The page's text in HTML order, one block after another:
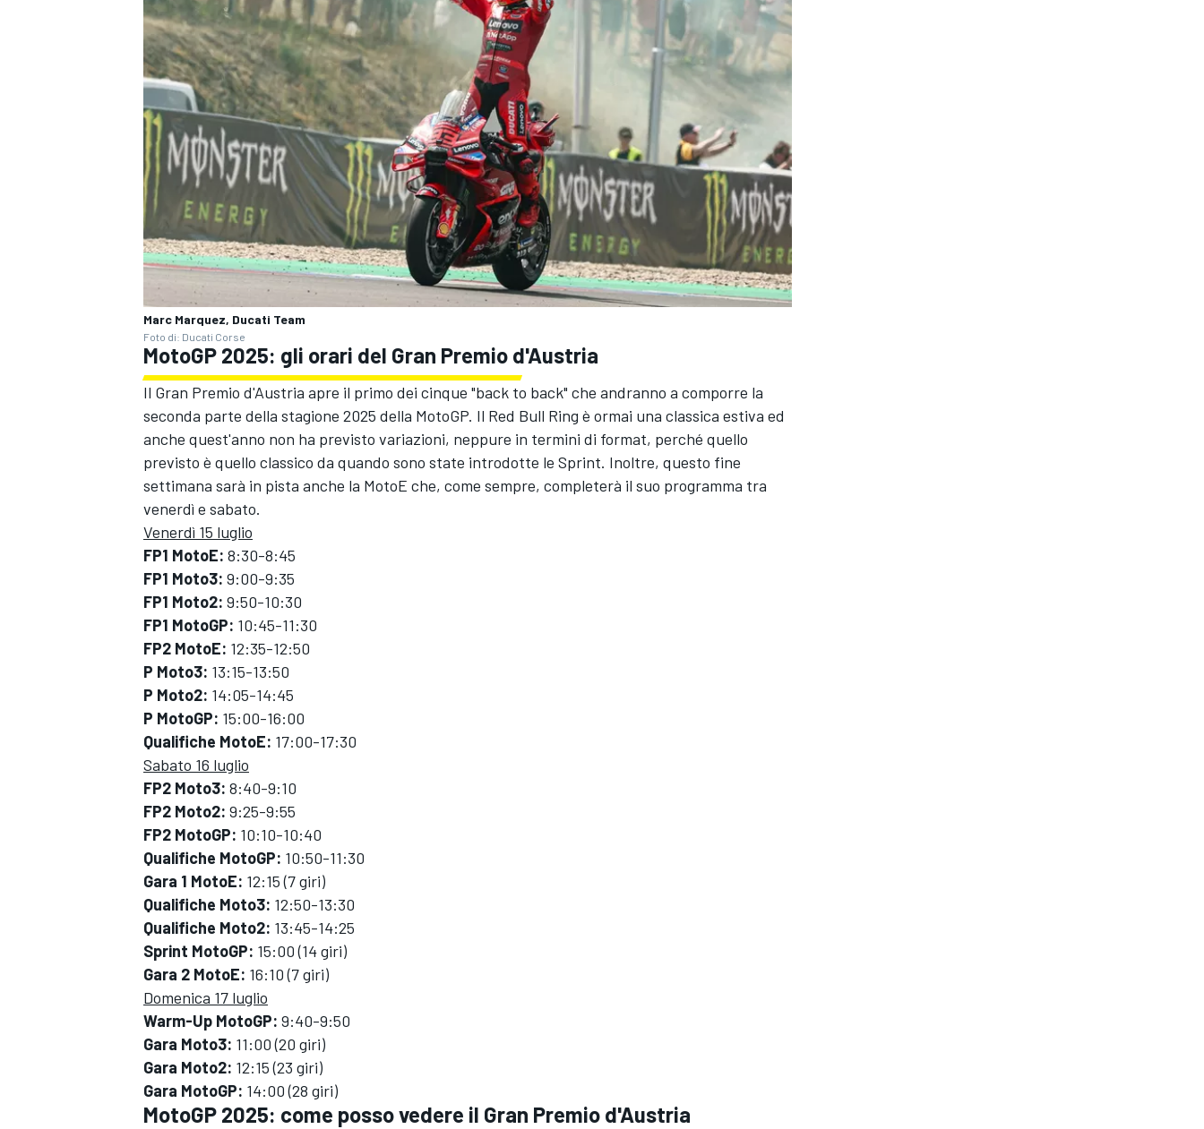
MONOMARCA
RALLY
Marc Marquez, Ducati Team
Foto di: Ducati Corse
MotoGP 2025: gli orari del Gran Premio d'Austria
Il Gran Premio d'Austria apre il primo dei cinque "back to back" che andranno a comporre la
seconda parte della stagione 2025 della MotoGP. Il Red Bull Ring è ormai una classica estiva ed
anche quest'anno non ha previsto variazioni, neppure in termini di format, perché quello
previsto è quello classico da quando sono state introdotte le Sprint. Inoltre, questo fine
settimana sarà in pista anche la MotoE che, come sempre, completerà il suo programma tra
venerdì e sabato.
Venerdì 15 luglio
FP1 MotoE: 8:30-8:45
FP1 Moto3: 9:00-9:35
FP1 Moto2: 9:50-10:30
FP1 MotoGP: 10:45-11:30
FP2 MotoE: 12:35-12:50
P Moto3: 13:15-13:50
P Moto2: 14:05-14:45
P MotoGP: 15:00-16:00
Qualifiche MotoE: 17:00-17:30
Sabato 16 luglio
FP2 Moto3: 8:40-9:10
FP2 Moto2: 9:25-9:55
FP2 MotoGP: 10:10-10:40
Qualifiche MotoGP: 10:50-11:30
Gara 1 MotoE: 12:15 (7 giri)
Qualifiche Moto3: 12:50-13:30
Qualifiche Moto2: 13:45-14:25
Sprint MotoGP: 15:00 (14 giri)
Gara 2 MotoE: 16:10 (7 giri)
Domenica 17 luglio
Warm-Up MotoGP: 9:40-9:50
Gara Moto3: 11:00 (20 giri)
Gara Moto2: 12:15 (23 giri)
Gara MotoGP: 14:00 (28 giri)
MotoGP 2025: come posso vedere il Gran Premio d'Austria